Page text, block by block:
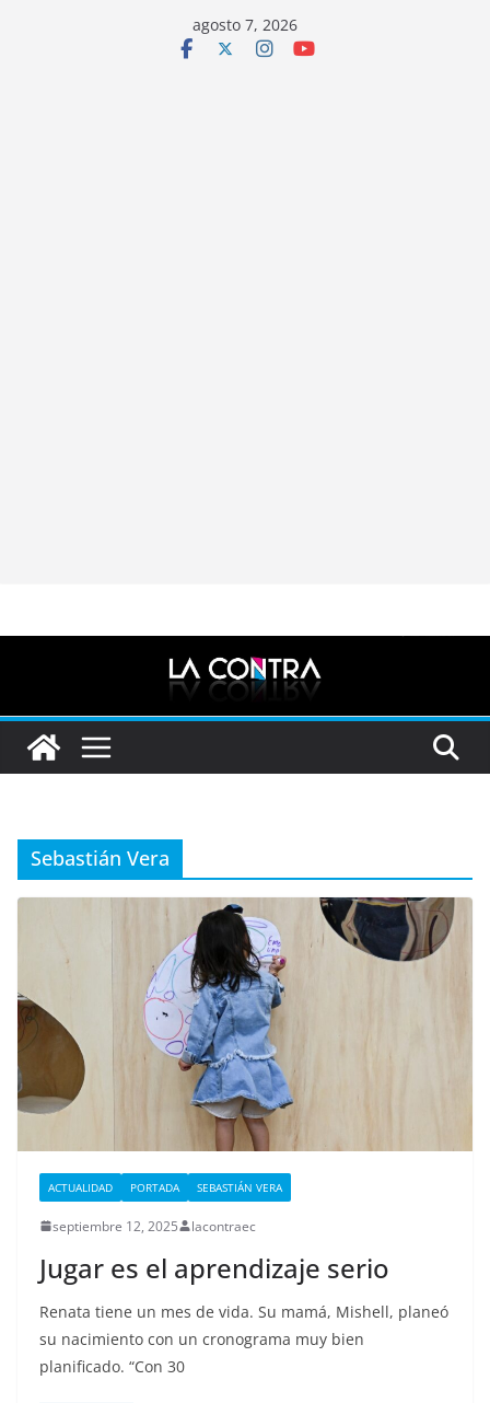
agosto 7, 2026
Sebastián Vera
ACTUALIDAD PORTADA SEBASTIÁN VERA
septiembre 12, 2025 lacontraec
Jugar es el aprendizaje serio
Renata tiene un mes de vida. Su mamá, Mishell, planeó
su nacimiento con un cronograma muy bien
planificado. “Con 30